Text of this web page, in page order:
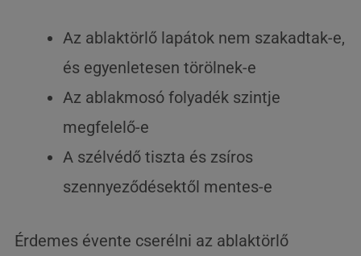
Az ablaktörlő lapátok nem szakadtak-e,
és egyenletesen törölnek-e
Az ablakmosó folyadék szintje
megfelelő-e
A szélvédő tiszta és zsíros
szennyeződésektől mentes-e
Érdemes évente cserélni az ablaktörlő